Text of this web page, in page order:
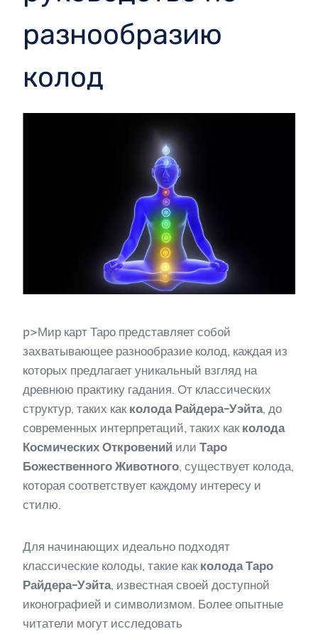
разнообразию
колод
p>Мир карт Таро представляет собой
захватывающее разнообразие колод, каждая из
которых предлагает уникальный взгляд на
древнюю практику гадания. От классических
структур, таких как колода Райдера-Уэйта, до
современных интерпретаций, таких как колода
Космических Откровений или Таро
Божественного Животного, существует колода,
которая соответствует каждому интересу и
стилю.
Для начинающих идеально подходят
классические колоды, такие как колода Таро
Райдера-Уэйта, известная своей доступной
иконографией и символизмом. Более опытные
читатели могут исследовать